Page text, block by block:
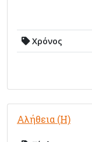
Χρόνος
Αλήθεια (Η)